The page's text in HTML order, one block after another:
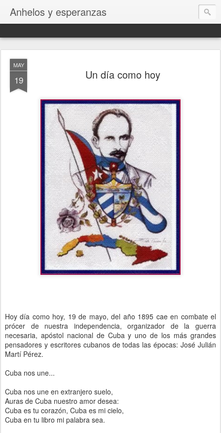
Anhelos y esperanzas
MAY
19 Un día como hoy
Hoy día como hoy, 19 de mayo, del año 1895 cae en combate el
prócer de nuestra independencia, organizador de la guerra
necesaria, apóstol nacional de Cuba y uno de los más grandes
pensadores y escritores cubanos de todas las épocas: José Julián
Martí Pérez.
Cuba nos une...
Cuba nos une en extranjero suelo,
Auras de Cuba nuestro amor desea:
Cuba es tu corazón, Cuba es mi cielo,
Cuba en tu libro mi palabra sea.